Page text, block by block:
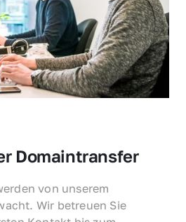
Domaintransfer
von unserem
Wir betreuen Sie